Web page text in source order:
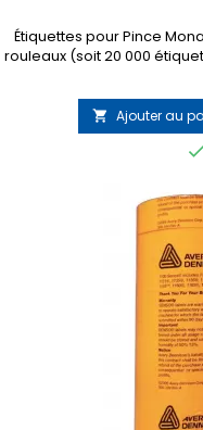
Étiquettes pour Pince
rouleaux (soit 20 000
000 étiquettes) 1 tampon
 Ajouter au